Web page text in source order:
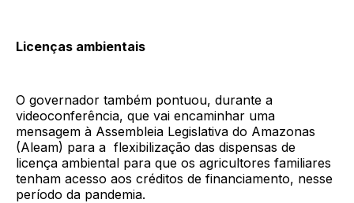
Licenças ambientais
O governador também pontuou, durante a
videoconferência, que vai encaminhar uma
mensagem à Assembleia Legislativa do Amazonas
(Aleam) para a flexibilização das dispensas de
licença ambiental para que os agricultores familiares
tenham acesso aos créditos de financiamento, nesse
período da pandemia.